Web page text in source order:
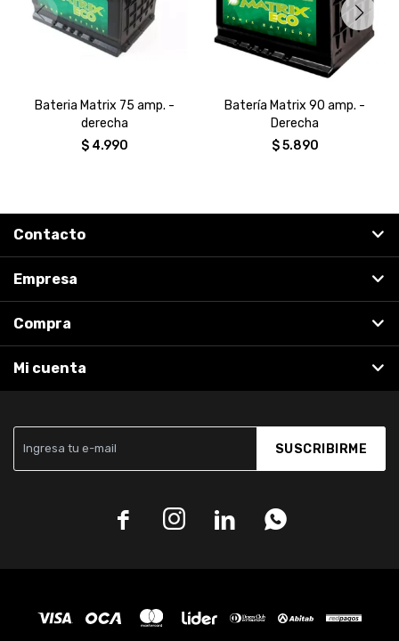
Bateria Matrix 75 amp. -
derecha
$ 4.990
Batería Matrix 90 amp. -
Derecha
$ 5.890
SUSCRIBIRME
   
Contacto
Empresa
Compra
Mi cuenta